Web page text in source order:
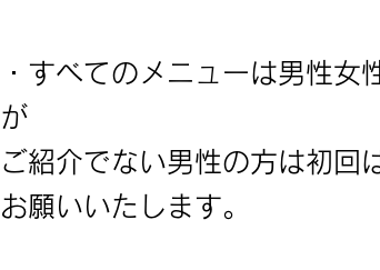
・すべてのメニューは男性女
が
ご紹介でない男性の方は初回
お願いいたします。